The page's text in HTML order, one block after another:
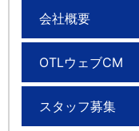
会社概要
OTLウェブCM
スタッフ募集